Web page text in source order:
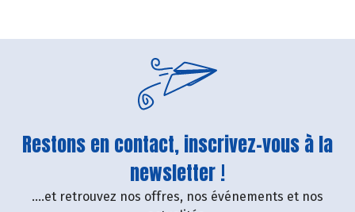
Restons en contact, inscrivez-vous à la
newsletter !
....et retrouvez nos offres, nos événements et nos